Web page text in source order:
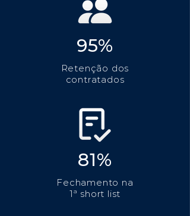
95%
Retenção dos
contratados
81%
Fechamento na
1ª short list